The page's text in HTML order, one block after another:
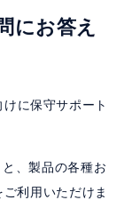
にお答え
に保守サポート
、製品の各種お
利用いただけま